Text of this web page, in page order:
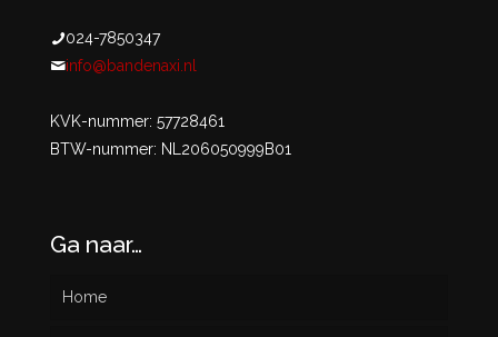
024-7850347
info@bandenaxi.nl
KVK-nummer: 57728461
BTW-nummer: NL206050999B01
Ga naar…
Home